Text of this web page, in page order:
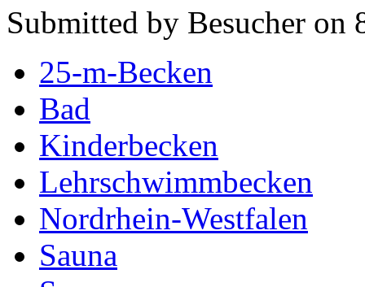
Submitted by Besucher on
25-m-Becken
Bad
Kinderbecken
Lehrschwimmbecken
Nordrhein-Westfalen
Sauna